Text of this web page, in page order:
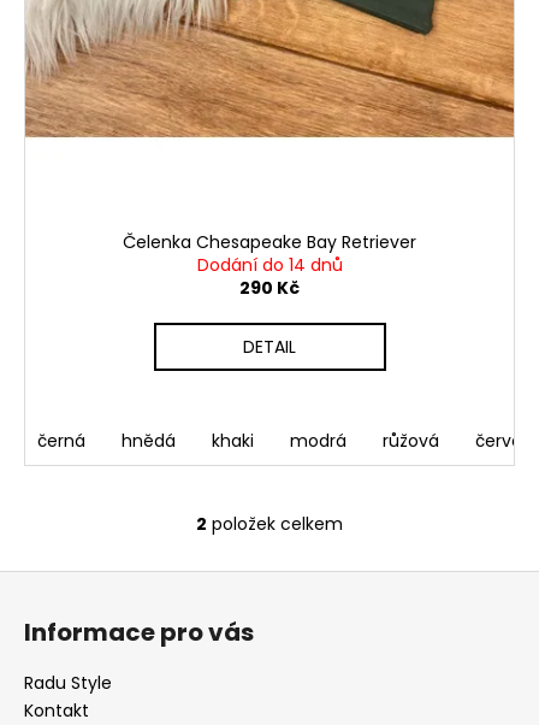
Čelenka Chesapeake Bay Retriever
Dodání do 14 dnů
290 Kč
DETAIL
černá hnědá khaki modrá růžová
O
v
2 položek celkem
Informace pro vás
Radu Style
Kontakt